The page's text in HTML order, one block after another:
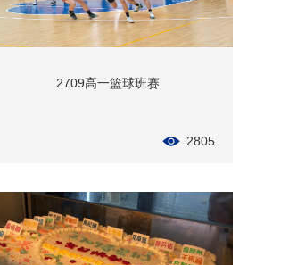
2709高一篮球班赛
2805